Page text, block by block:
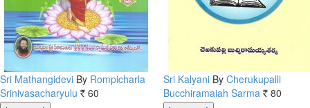
Sri Mathangidevi By Rompicharla
Srinivasacharyulu
Rs. 60
Sri Kalyani By Cherukupalli
Bucchiramaiah Sarma Rs. 80